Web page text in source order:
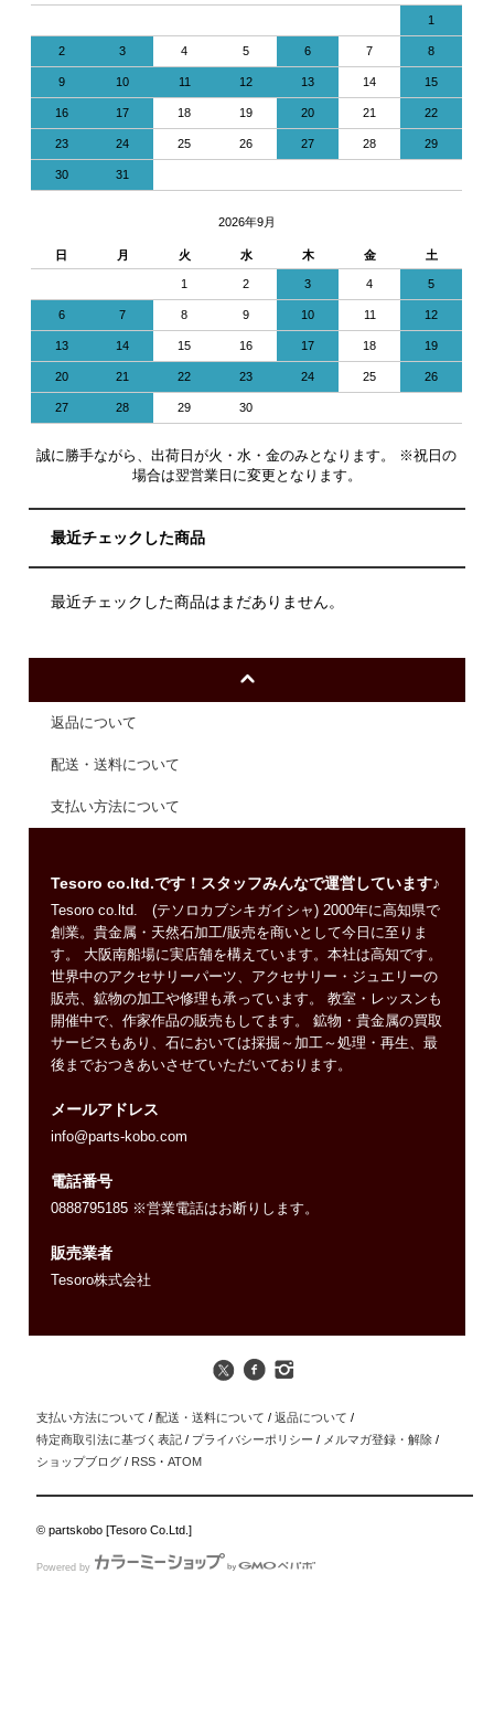
1
2 3 4 5 6 7 8
9 10 11 12 13 14 15
16 17 18 19 20 21 22
23 24 25 26 27 28 29
30 31
2026年9月
日 月 火 水 木 金 土
1 2 3 4 5
6 7 8 9 10 11 12
13 14 15 16 17 18 19
20 21 22 23 24 25 26
27 28 29 30
誠に勝手ながら、出荷日が火・水・金のみとなります。 ※祝日の
場合は翌営業日に変更となります。
最近チェックした商品
最近チェックした商品はまだありません。
返品について
配送・送料について
支払い方法について
Tesoro co.ltd.です！スタッフみんなで運営しています♪
Tesoro co.ltd. (テソロカブシキガイシャ) 2000年に高知県で
創業。貴金属・天然石加工/販売を商いとして今日に至りま
す。 大阪南船場に実店舗を構えています。本社は高知です。
世界中のアクセサリーパーツ、アクセサリー・ジュエリーの
販売、鉱物の加工や修理も承っています。 教室・レッスンも
開催中で、作家作品の販売もしてます。 鉱物・貴金属の買取
サービスもあり、石においては採掘～加工～処理・再生、最
後までおつきあいさせていただいております。
メールアドレス
info@parts-kobo.com
電話番号
0888795185 ※営業電話はお断りします。
販売業者
Tesoro株式会社
支払い方法について / 配送・送料について / 返品について /
特定商取引法に基づく表記 / プライバシーポリシー / メルマガ登録・解除 /
ショップブログ / RSS ・ATOM
© partskobo [Tesoro Co.Ltd.]
Powered by